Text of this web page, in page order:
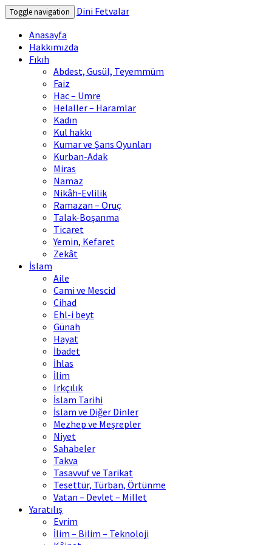
Toggle navigation
Dini Fetvalar
Anasayfa
Hakkımızda
Fıkıh
Abdest, Gusül, Teyemmüm
Faiz
Hac – Umre
Helaller – Haramlar
Kadın
Kul hakkı
Kumar ve Şans Oyunları
Kurban-Adak
Miras
Namaz
Nikâh-Evlilik
Ramazan – Oruç
Talak-Boşanma
Ticaret
Yemin, Kefaret
Zekât
İslam
Aile
Cami ve Mescid
Cihad
Ehl-i beyt
Günah
Hayat
İbadet
İhlas
İlim
Irkçılık
İslam Tarihi
İslam ve Diğer Dinler
Mezhep ve Meşrepler
Niyet
Sahabeler
Takva
Tasavvuf ve Tarikat
Tesettür, Türban, Örtünme
Vatan – Devlet – Millet
Yaratılış
Evrim
İlim – Bilim – Teknoloji